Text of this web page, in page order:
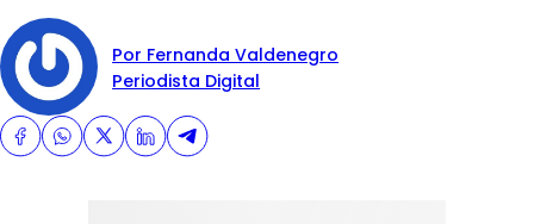
Por Fernanda Valdenegro
Periodista Digital